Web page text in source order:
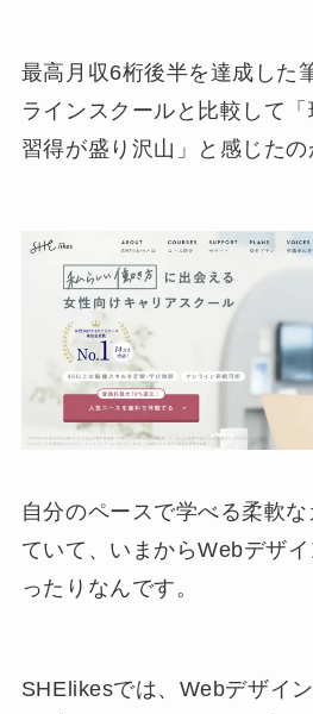
最高月収6桁後半を達成した
ラインスクールと比較して
習得が盛り沢山」と感じたの
自分のペースで学べる柔軟
ていて、いまからWebデザ
ったりなんです。
SHElikesでは、Webデザイ